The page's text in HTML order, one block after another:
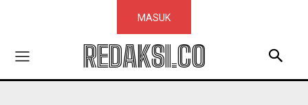
MASUK
REDAKSI.CO